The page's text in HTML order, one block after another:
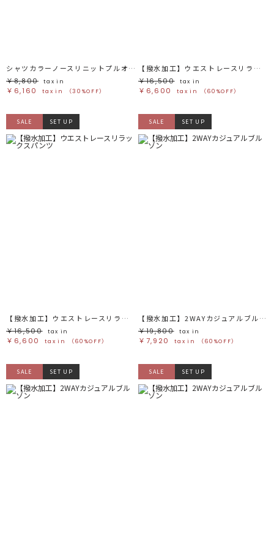
シャツカラーノースリニットプルオーバー
￥8,800
tax in
￥6,160 tax in （30%OFF）
【撥水加工】ウエストレースリラックスパンツ
￥16,500
tax in
￥6,600 tax in （60%OFF）
SALE SET UP
【撥水加工】ウエストレースリラックスパンツ
￥16,500
tax in
￥6,600 tax in （60%OFF）
SALE SET UP
【撥水加工】2WAYカジュアルブルゾン
￥19,800
tax in
￥7,920 tax in （60%OFF）
SALE SET UP SALE SET UP